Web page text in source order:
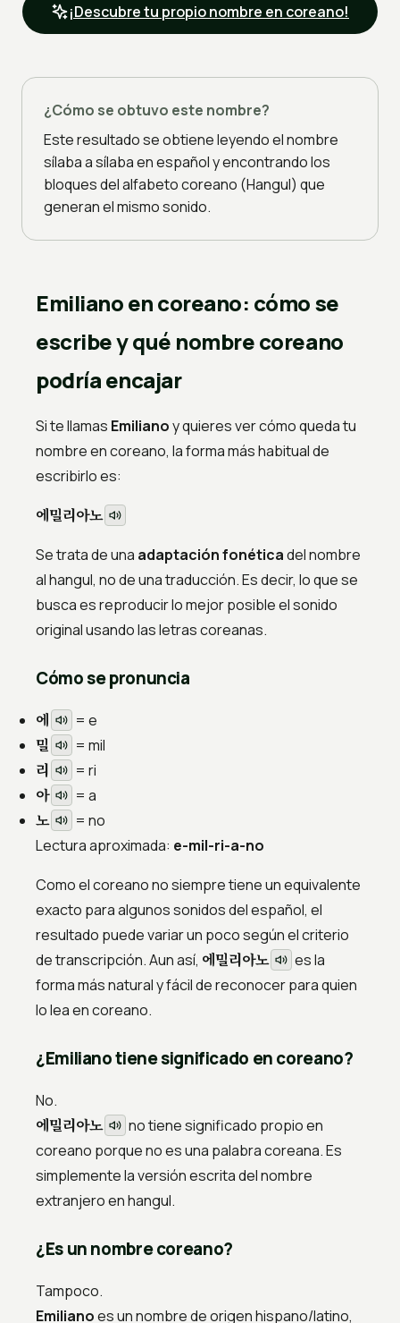
¡Descubre tu propio nombre en coreano!
¿Cómo se obtuvo este nombre?
Este resultado se obtiene leyendo el nombre
sílaba a sílaba en español y encontrando los
bloques del alfabeto coreano (Hangul) que
generan el mismo sonido.
Emiliano en coreano: cómo se
escribe y qué nombre coreano
podría encajar
Si te llamas Emilianoy quieres ver cómo queda tu
nombre en coreano, la forma más habitual de
escribirlo es:
에밀리아노
Se trata de una adaptación fonéticadel nombre
al hangul, no de una traducción. Es decir, lo que se
busca es reproducir lo mejor posible el sonido
original usando las letras coreanas.
Cómo se pronuncia
에 = e
밀 = mil
리 = ri
아 = a
노
= no
Lectura aproximada: e-mil-ri-a-no
Como el coreano no siempre tiene un equivalente
exacto para algunos sonidos del español, el
resultado puede variar un poco según el criterio
de transcripción. Aun así, 에밀리아노
es la
forma más natural y fácil de reconocer para quien
lo lea en coreano.
¿Emiliano tiene significado en coreano?
No.
에밀리아노
no tiene significado propio en
coreano porque no es una palabra coreana. Es
simplemente la versión escrita del nombre
extranjero en hangul.
¿Es un nombre coreano?
Tampoco.
Emilianoes un nombre de origen hispano/latino,